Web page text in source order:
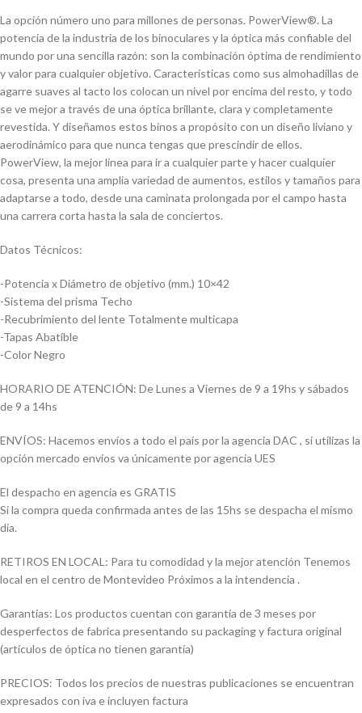
La opción número uno para millones de personas. PowerView®. La
potencia de la industria de los binoculares y la óptica más confiable del
mundo por una sencilla razón: son la combinación óptima de rendimiento
y valor para cualquier objetivo. Características como sus almohadillas de
agarre suaves al tacto los colocan un nivel por encima del resto, y todo
se ve mejor a través de una óptica brillante, clara y completamente
revestida. Y diseñamos estos binos a propósito con un diseño liviano y
aerodinámico para que nunca tengas que prescindir de ellos.
PowerView, la mejor línea para ir a cualquier parte y hacer cualquier
cosa, presenta una amplia variedad de aumentos, estilos y tamaños para
adaptarse a todo, desde una caminata prolongada por el campo hasta
una carrera corta hasta la sala de conciertos.
Datos Técnicos:
-Potencia x Diámetro de objetivo (mm.) 10×42
-Sistema del prisma Techo
-Recubrimiento del lente Totalmente multicapa
-Tapas Abatible
-Color Negro
HORARIO DE ATENCIÓN: De Lunes a Viernes de 9 a 19hs y sábados
de 9 a 14hs
ENVÍOS: Hacemos envíos a todo el país por la agencia DAC , si utilizas la
opción mercado envíos va únicamente por agencia UES
El despacho en agencia es GRATIS
Si la compra queda confirmada antes de las 15hs se despacha el mismo
día.
RETIROS EN LOCAL: Para tu comodidad y la mejor atención Tenemos
local en el centro de Montevideo Próximos a la intendencia .
Garantías: Los productos cuentan con garantía de 3 meses por
desperfectos de fabrica presentando su packaging y factura original
(artículos de óptica no tienen garantía)
PRECIOS: Todos los precios de nuestras publicaciones se encuentran
expresados con iva e incluyen factura